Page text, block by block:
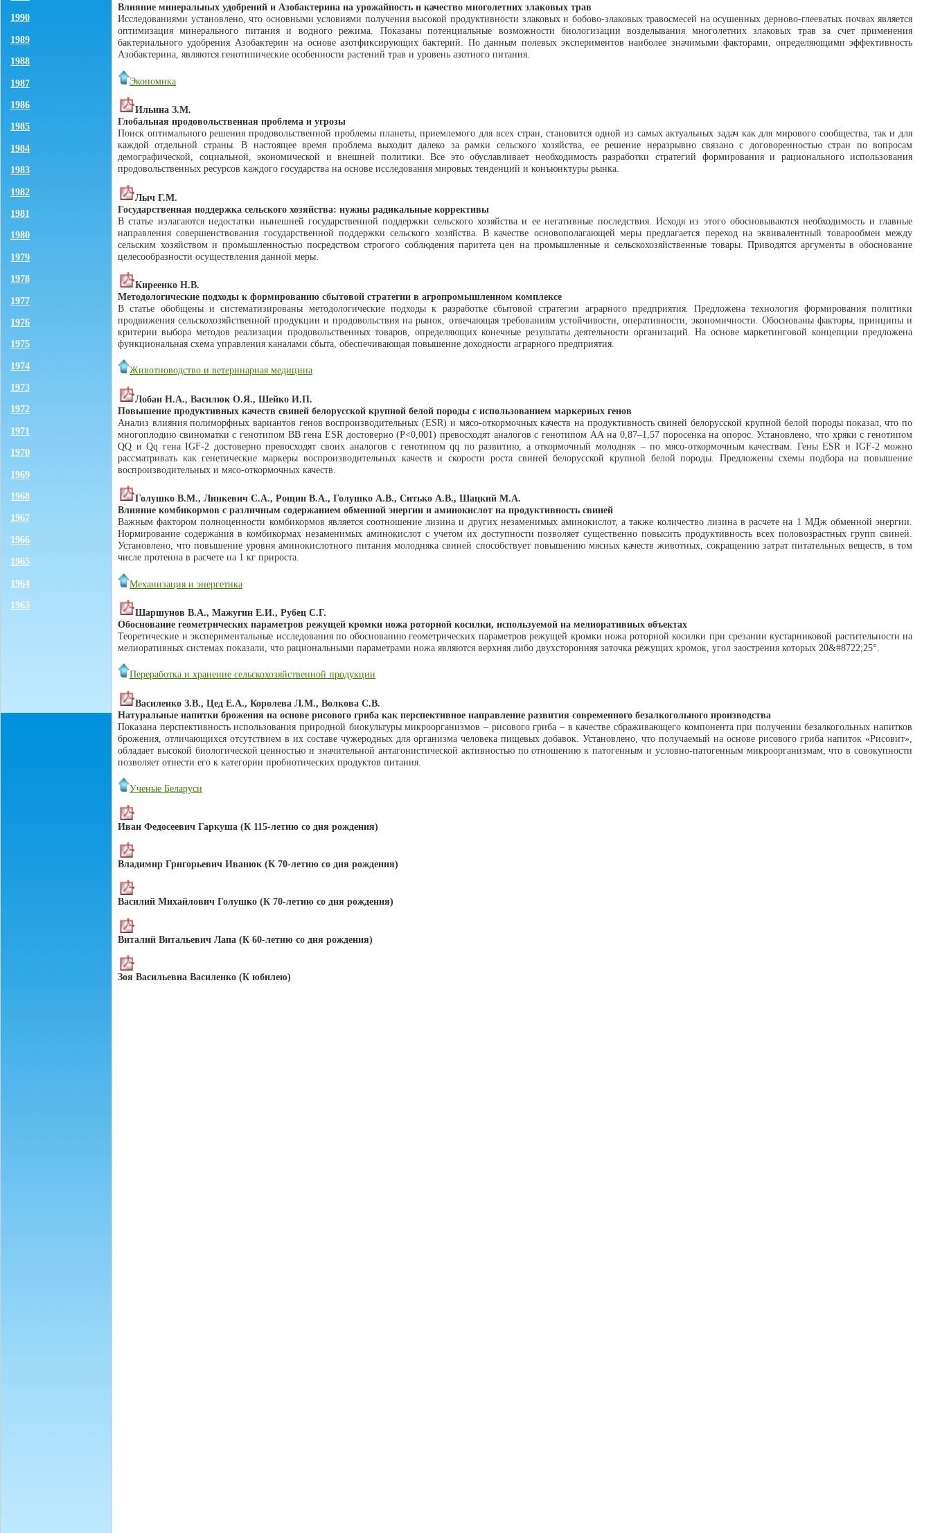
1990
1989
1988
1987
1986
1985
1984
1983
1982
1981
1980
1979
1978
1977
1976
1975
1974
1973
1972
1971
1970
1969
1968
1967
1966
1965
1964
1963
Влияние минеральных удобрений и Азобактерина на урожайность и качество многолетних злаковых трав
Исследованиями установлено, что основными условиями получения высокой продуктивности злаковых и бобово-злаковых травосмесей на осушенных дерново-глееватых почвах является
оптимизация минерального питания и водного режима. Показаны потенциальные возможности биологизации возделывания многолетних злаковых трав за счет применения
бактериального удобрения Азобактерин на основе азотфиксирующих бактерий. По данным полевых экспериментов наиболее значимыми факторами, определяющими эффективность
Азобактерина, являются генотипические особенности растений трав и уровень азотного питания.
Экономика
Ильина З.М.
Глобальная продовольственная проблема и угрозы
Поиск оптимального решения продовольственной проблемы планеты, приемлемого для всех стран, становится одной из самых актуальных задач как для мирового сообщества, так и для
каждой отдельной страны. В настоящее время проблема выходит далеко за рамки сельского хозяйства, ее решение неразрывно связано с договоренностью стран по вопросам
демографической, социальной, экономической и внешней политики. Все это обуславливает необходимость разработки стратегий формирования и рационального использования
продовольственных ресурсов каждого государства на основе исследования мировых тенденций и конъюнктуры рынка.
Лыч Г.М.
Государственная поддержка сельского хозяйства: нужны радикальные коррективы
В статье излагаются недостатки нынешней государственной поддержки сельского хозяйства и ее негативные последствия. Исходя из этого обосновываются необходимость и главные
направления совершенствования государственной поддержки сельского хозяйства. В качестве основополагающей меры предлагается переход на эквивалентный товарообмен между
сельским хозяйством и промышленностью посредством строгого соблюдения паритета цен на промышленные и сельскохозяйственные товары. Приводятся аргументы в обоснование
целесообразности осуществления данной меры.
Киреенко Н.В.
Методологические подходы к формированию сбытовой стратегии в агропромышленном комплексе
В статье обобщены и систематизированы методологические подходы к разработке сбытовой стратегии аграрного предприятия. Предложена технология формирования политики
продвижения сельскохозяйственной продукции и продовольствия на рынок, отвечающая требованиям устойчивости, оперативности, экономичности. Обоснованы факторы, принципы и
критерии выбора методов реализации продовольственных товаров, определяющих конечные результаты деятельности организаций. На основе маркетинговой концепции предложена
функциональная схема управления каналами сбыта, обеспечивающая повышение доходности аграрного предприятия.
Животноводство и ветеринарная медицина
Лобан Н.А., Василюк О.Я., Шейко И.П.
Повышение продуктивных качеств свиней белорусской крупной белой породы с использованием маркерных генов
Анализ влияния полиморфных вариантов генов воспроизводительных (ESR) и мясо-откормочных качеств на продуктивность свиней белорусской крупной белой породы показал, что по
многоплодию свиноматки с генотипом ВВ гена ESR достоверно (Р<0,001) превосходят аналогов с генотипом АА на 0,87–1,57 поросенка на опорос. Установлено, что хряки с генотипом
QQ и Qq гена IGF-2 достоверно превосходят своих аналогов с генотипом qq по развитию, а откормочный молодняк – по мясо-откормочным качествам. Гены ESR и IGF-2 можно
рассматривать как генетические маркеры воспроизводительных качеств и скорости роста свиней белорусской крупной белой породы. Предложены схемы подбора на повышение
воспроизводительных и мясо-откормочных качеств.
Голушко В.М., Линкевич С.А., Рощин В.А., Голушко А.В., Ситько А.В., Шацкий М.А.
Влияние комбикормов с различным содержанием обменной энергии и аминокислот на продуктивность свиней
Важным фактором полноценности комбикормов является соотношение лизина и других незаменимых аминокислот, а также количество лизина в расчете на 1 МДж обменной энергии.
Нормирование содержания в комбикормах незаменимых аминокислот с учетом их доступности позволяет существенно повысить продуктивность всех половозрастных групп свиней.
Установлено, что повышение уровня аминокислотного питания молодняка свиней способствует повышению мясных качеств животных, сокращению затрат питательных веществ, в том
числе протеина в расчете на 1 кг прироста.
Механизация и энергетика
Шаршунов В.А., Мажугин Е.И., Рубец С.Г.
Обоснование геометрических параметров режущей кромки ножа роторной косилки, используемой на мелиоративных объектах
Теоретические и экспериментальные исследования по обоснованию геометрических параметров режущей кромки ножа роторной косилки при срезании кустарниковой растительности на
мелиоративных системах показали, что рациональными параметрами ножа являются верхняя либо двухсторонняя заточка режущих кромок, угол заострения которых 20&#8722;25°.
Переработка и хранение сельскохозяйственной продукции
Василенко З.В., Цед Е.А., Королева Л.М., Волкова С.В.
Натуральные напитки брожения на основе рисового гриба как перспективное направление развития современного безалкогольного производства
Показана перспективность использования природной биокультуры микроорганизмов – рисового гриба – в качестве сбраживающего компонента при получении безалкогольных напитков
брожения, отличающихся отсутствием в их составе чужеродных для организма человека пищевых добавок. Установлено, что получаемый на основе рисового гриба напиток «Рисовит»,
обладает высокой биологической ценностью и значительной антагонистической активностью по отношению к патогенным и условно-патогенным микроорганизмам, что в совокупности
позволяет отнести его к категории пробиотических продуктов питания.
Ученые Беларуси
Иван Федосеевич Гаркуша (К 115-летию со дня рождения)
Владимир Григорьевич Иванюк (К 70-летию со дня рождения)
Василий Михайлович Голушко (К 70-летию со дня рождения)
Виталий Витальевич Лапа (К 60-летию со дня рождения)
Зоя Васильевна Василенко (К юбилею)